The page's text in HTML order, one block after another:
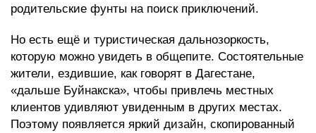
родительские фунты на поиск приключений.
Но есть ещё и туристическая дальнозоркость,
которую можно увидеть в общепите. Состоятельные
жители, ездившие, как говорят в Дагестане,
«дальше Буйнакска», чтобы привлечь местных
клиентов удивляют увиденным в других местах.
Поэтому появляется яркий дизайн, скопированный